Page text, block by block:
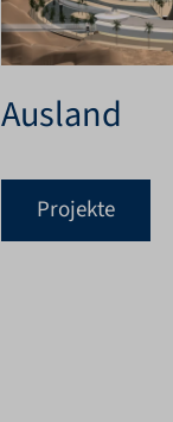
Ausland
Projekte